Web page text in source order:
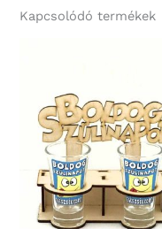
Kapcsolódó termékek